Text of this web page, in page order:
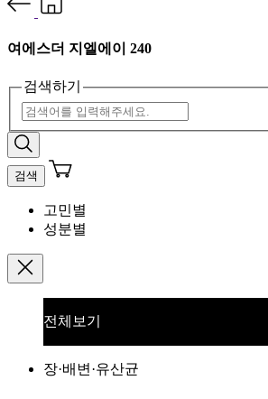
여에스더 지엘에이 240
검색하기
검색
고민별
성분별
전체보기
장·배변·유산균